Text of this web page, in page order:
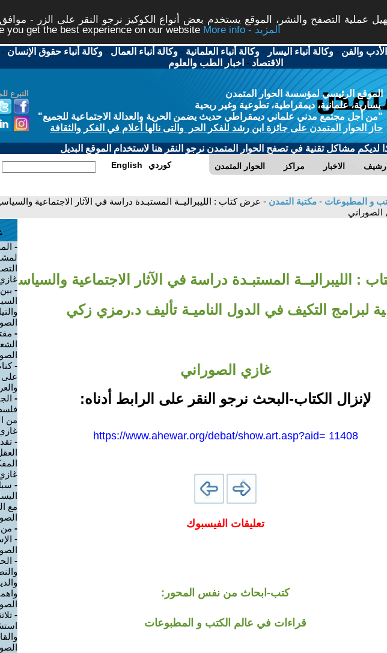
عملية التصفح والنشر، الموقع يستخدم بعض أنواع الكوكيز نرجو النقر على الزر -
you get the best experience on our website
More info - المزيد
الأدب والفن -وكالة أنباء اليسار -وكالة أنباء العلمانية -وكالة أنباء العمال -وكالة أنباء حقوق الإنسان -
الاقتصاد - اخبار الطب والعلوم
التبرع
الموقع الرئيسي لمؤسسة الحوار المتمدن
يسارية، علمانية، ديمقراطية، تطوعية وغير ربحية
"من أجل مجتمع مدني علماني ديمقراطي حديث يضمن الحرية والعدالة الاجتماعية للجميع"
حاز الحوار المتمدن على جائزة ابن رشد للفكر الحر والتى نالها أعلام في الفكر والثقافة
لديكم مشاكل تقنية في تصفح الحوار المتمدن نرجو النقر هنا لاستخدام الموقع البديل
الحوار المتمدن مراكز الاخبار English كوردي
و المطبوعات - مكتبة التمدن - عرض كتاب : الليبراليــة المستبـدة دراسة في الآثار الاجتماعية
الصوراني
: الليبراليــة المستبـدة دراسة في الآثار الاجتماعية والسياس
ية لبرامج التكيف في الدول الناميـة تأليف د.رمزي زكي
غازي الصوراني
لإنزال الكتاب-البحث نرجو النقر على الرابط أدناه:
https://www.ahewar.org/debat/show.art.asp?aid= 11408
تعليقات الفيسبوك
كتب-ابحاث من نفس المحور:
قراءات في عالم الكتب و المطبوعات
-
-
-
-
على
-
من
-
-
مع
- من
-
-
-